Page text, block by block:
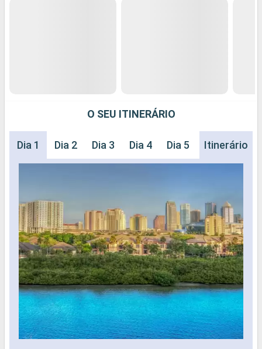
O SEU ITINERÁRIO
Dia 1 Dia 2 Dia 3 Dia 4 Dia 5 Dia 6 Dia
Itinerário